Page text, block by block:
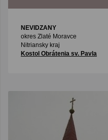
NEVIDZANY
okres Zlaté Moravce
Nitriansky kraj
Kostol Obrátenia sv. Pavla